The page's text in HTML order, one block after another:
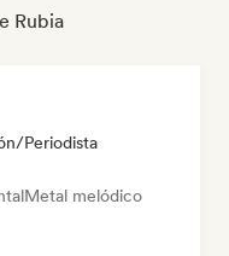
Rubia
Periodista
Metal melódico